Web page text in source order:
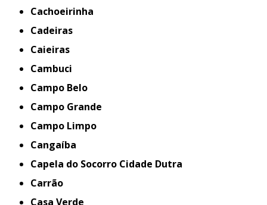
Cachoeirinha
Cadeiras
Caieiras
Cambuci
Campo Belo
Campo Grande
Campo Limpo
Cangaíba
Capela do Socorro Cidade Dutra
Carrão
Casa Verde